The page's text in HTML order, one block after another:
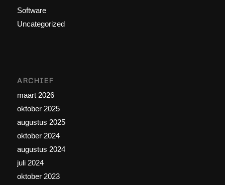
Software
Uncategorized
ARCHIEF
maart 2026
oktober 2025
augustus 2025
oktober 2024
augustus 2024
juli 2024
oktober 2023